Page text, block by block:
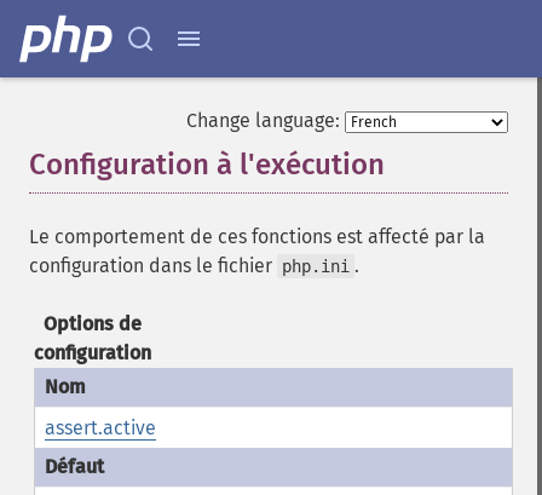
Change language:
Configuration à l'exécution
Le comportement de ces fonctions est affecté par la
configuration dans le fichier php.ini .
Options de
configuration
assert.active